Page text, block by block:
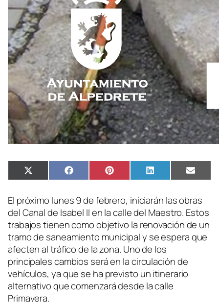
Compartir
en
X
(Twitter)
Compartir
en
FacebookCompartir
en
PinterestCompartir
en
LinkedIn
en
Email
El próximo lunes 9 de febrero, iniciarán las obras
del Canal de Isabel II en la calle del Maestro. Estos
trabajos tienen como objetivo la renovación de un
tramo de saneamiento municipal y se espera que
afecten al tráfico de la zona. Uno de los
principales cambios será en la circulación de
vehículos, ya que se ha previsto un itinerario
alternativo que comenzará desde la calle
Primavera.